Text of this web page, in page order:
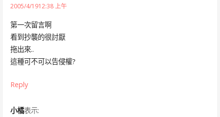
2005/4/1912:38 上午
第一次留言啊
看到抄襲的很討厭
拖出來..
這種可不可以告侵權?
Reply
小橘表示: